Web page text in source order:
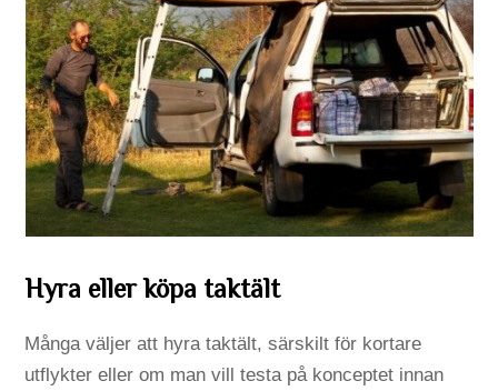
Hyra eller köpa taktält
Många väljer att hyra taktält, särskilt för kortare
utflykter eller om man vill testa på konceptet innan